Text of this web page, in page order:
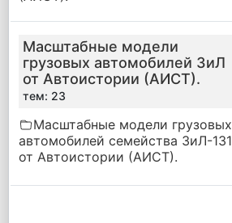
Масштабные модели
грузовых автомобилей ЗиЛ
от Автоистории (АИСТ).
тем: 23
Масштабные модели грузовых
автомобилей семейства ЗиЛ-131
от Автоистории (АИСТ).